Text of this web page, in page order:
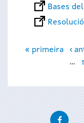
Bases
Páginas
« primeira ‹
…